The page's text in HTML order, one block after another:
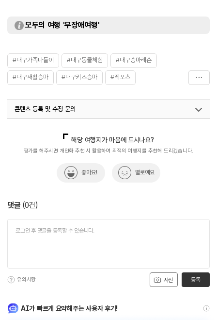
모두의 여행 '무장애여행'
#대구가족나들이 #대구동물체험 #대구승마레슨
#대구재활승마 #대구키즈승마 #레포츠
콘텐츠 등록 및 수정 문의
해당 여행지가 마음에 드시나요?
평가를 해주시면 개인화 추천 시 활용하여 최적의 여행지를 추천해 드리겠습니다.
좋아요! 별로예요
댓글 (0건)
사진
유의사항 등록
AI가 빠르게 요약해주는 사용자 후기!